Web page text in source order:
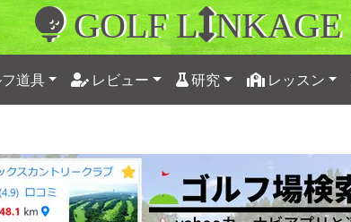
GOLF L NKAGE
道具 レビュー 研究 レッスン